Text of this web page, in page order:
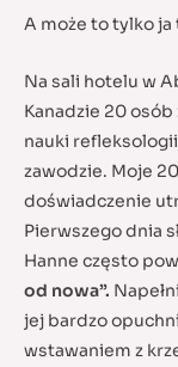
A może to tylko ja
Na sali hotelu w
Kanadzie 20
nauki
zawodzie. Moje
doświadczenie
Pierwszego dnia
Hanne często
od nowa”.
jej bardzo
wstawaniem z